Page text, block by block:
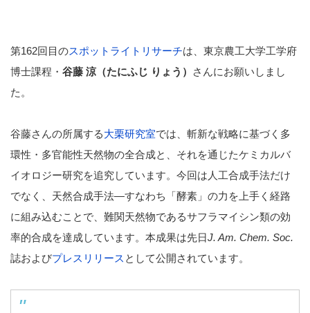
第162回目のスポットライトリサーチは、東京農工大学工学府
博士課程・ 谷藤 涼（たにふじ りょう）
さんにお願いしまし
た。
谷藤さんの所属する大栗研究室では、斬新な戦略に基づく多
環性・多官能性天然物の全合成と、それを通じたケミカルバ
イオロジー研究を追究しています。今回は人工合成手法だけ
でなく、天然合成手法―すなわち「酵素」の力を上手く経路
に組み込むことで、難関天然物であるサフラマイシン類の効
率的合成を達成しています。本成果は先日J. Am. Chem. Soc.
誌およびプレスリリース として公開されています。